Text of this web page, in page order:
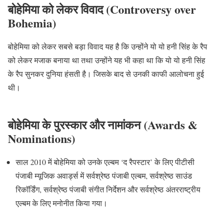
बोहेमिया को लेकर विवाद (Controversy over
Bohemia)
बोहेमिया को लेकर सबसे बड़ा विवाद यह है कि उन्होंने यो यो हनी सिंह के रैप
को लेकर मजाक बनाया था तथा उन्होंने यह भी कहा था कि यो यो हनी सिंह
के रैप सुनकर दुनिया हंसती है। जिसके बाद से उनकी काफी आलोचना हुई
थी।
बोहेमिया के पुरस्कार और नामांकन (Awards &
Nominations)
साल 2010 में बोहेमिया को उनके एल्बम ‘द रैपस्टार’ के लिए पीटीसी
पंजाबी म्यूजिक अवार्ड्स में सर्वश्रेष्ठ पंजाबी एल्बम, सर्वश्रेष्ठ साउंड
रिकॉर्डिंग, सर्वश्रेष्ठ पंजाबी संगीत निर्देशन और सर्वश्रेष्ठ अंतरराष्ट्रीय
एल्बम के लिए मनोनीत किया गया।